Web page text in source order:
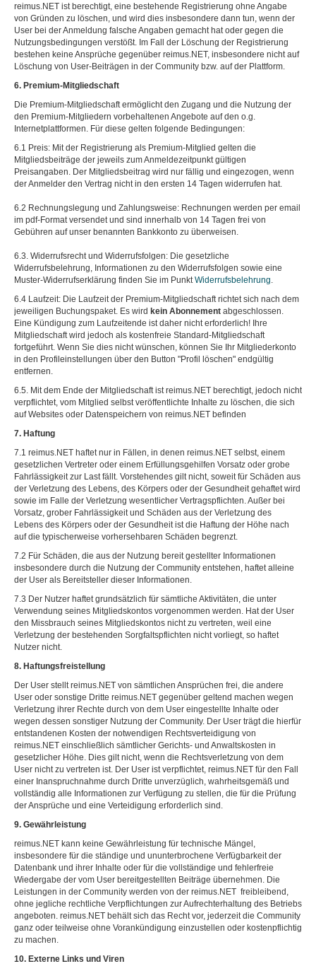
reimus.NET ist berechtigt, eine bestehende Registrierung ohne Angabe
von Gründen zu löschen, und wird dies insbesondere dann tun, wenn der
User bei der Anmeldung falsche Angaben gemacht hat oder gegen die
Nutzungsbedingungen verstößt. Im Fall der Löschung der Registrierung
bestehen keine Ansprüche gegenüber reimus.NET, insbesondere nicht auf
Löschung von User-Beiträgen in der Community bzw. auf der Plattform.
6. Premium-Mitgliedschaft
Die Premium-Mitgliedschaft ermöglicht den Zugang und die Nutzung der
den Premium-Mitgliedern vorbehaltenen Angebote auf den o.g.
Internetplattformen. Für diese gelten folgende Bedingungen:
6.1 Preis: Mit der Registrierung als Premium-Mitglied gelten die
Mitgliedsbeiträge der jeweils zum Anmeldezeitpunkt gültigen
Preisangaben. Der Mitgliedsbeitrag wird nur fällig und eingezogen, wenn
der Anmelder den Vertrag nicht in den ersten 14 Tagen widerrufen hat.
6.2 Rechnungslegung und Zahlungsweise: Rechnungen werden per email
im pdf-Format versendet und sind innerhalb von 14 Tagen frei von
Gebühren auf unser benannten Bankkonto zu überweisen.
6.3. Widerrufsrecht und Widerrufsfolgen: Die gesetzliche
Widerrufsbelehrung, Informationen zu den Widerrufsfolgen sowie eine
Muster-Widerrufserklärung finden Sie im PunktWiderrufsbelehrung.
6.4 Laufzeit: Die Laufzeit der Premium-Mitgliedschaft richtet sich nach dem
jeweiligen Buchungspaket. Es wird kein Abonnement abgeschlossen.
Eine Kündigung zum Laufzeitende ist daher nicht erforderlich! Ihre
Mitgliedschaft wird jedoch als kostenfreie Standard-Mitgliedschaft
fortgeführt. Wenn Sie dies nicht wünschen, können Sie Ihr Mitgliederkonto
in den Profileinstellungen über den Button "Profil löschen" endgültig
entfernen.
6.5. Mit dem Ende der Mitgliedschaft ist reimus.NET berechtigt, jedoch nicht
verpflichtet, vom Mitglied selbst veröffentlichte Inhalte zu löschen, die sich
auf Websites oder Datenspeichern von reimus.NET befinden
7. Haftung
7.1 reimus.NET haftet nur in Fällen, in denen reimus.NET selbst, einem
gesetzlichen Vertreter oder einem Erfüllungsgehilfen Vorsatz oder grobe
Fahrlässigkeit zur Last fällt. Vorstehendes gilt nicht, soweit für Schäden aus
der Verletzung des Lebens, des Körpers oder der Gesundheit gehaftet wird
sowie im Falle der Verletzung wesentlicher Vertragspflichten. Außer bei
Vorsatz, grober Fahrlässigkeit und Schäden aus der Verletzung des
Lebens des Körpers oder der Gesundheit ist die Haftung der Höhe nach
auf die typischerweise vorhersehbaren Schäden begrenzt.
7.2 Für Schäden, die aus der Nutzung bereit gestellter Informationen
insbesondere durch die Nutzung der Community entstehen, haftet alleine
der User als Bereitsteller dieser Informationen.
7.3 Der Nutzer haftet grundsätzlich für sämtliche Aktivitäten, die unter
Verwendung seines Mitgliedskontos vorgenommen werden. Hat der User
den Missbrauch seines Mitgliedskontos nicht zu vertreten, weil eine
Verletzung der bestehenden Sorgfaltspflichten nicht vorliegt, so haftet
Nutzer nicht.
8. Haftungsfreistellung
Der User stellt reimus.NET von sämtlichen Ansprüchen frei, die andere
User oder sonstige Dritte reimus.NET gegenüber geltend machen wegen
Verletzung ihrer Rechte durch von dem User eingestellte Inhalte oder
wegen dessen sonstiger Nutzung der Community. Der User trägt die hierfür
entstandenen Kosten der notwendigen Rechtsverteidigung von
reimus.NET einschließlich sämtlicher Gerichts- und Anwaltskosten in
gesetzlicher Höhe. Dies gilt nicht, wenn die Rechtsverletzung von dem
User nicht zu vertreten ist. Der User ist verpflichtet, reimus.NET für den Fall
einer Inanspruchnahme durch Dritte unverzüglich, wahrheitsgemäß und
vollständig alle Informationen zur Verfügung zu stellen, die für die Prüfung
der Ansprüche und eine Verteidigung erforderlich sind.
9. Gewährleistung
reimus.NET kann keine Gewährleistung für technische Mängel,
insbesondere für die ständige und ununterbrochene Verfügbarkeit der
Datenbank und ihrer Inhalte oder für die vollständige und fehlerfreie
Wiedergabe der vom User bereitgestellten Beiträge übernehmen. Die
Leistungen in der Community werden von der reimus.NET freibleibend,
ohne jegliche rechtliche Verpflichtungen zur Aufrechterhaltung des Betriebs
angeboten. reimus.NET behält sich das Recht vor, jederzeit die Community
ganz oder teilweise ohne Vorankündigung einzustellen oder kostenpflichtig
zu machen.
10. Externe Links und Viren